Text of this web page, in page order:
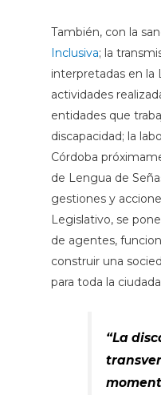
También, con la
Inclusiva; la
interpretadas en la
actividades
entidades que
discapacidad; la
Córdoba
de Lengua de
gestiones y
Legislativo, se
de agentes,
construir una
para toda la
“La